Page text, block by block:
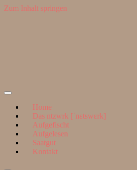
Zum Inhalt springen
Home
Das ntzwrk [ˈnɛtswɛrk]
Aufgefischt
Aufgelesen
Saatgut
Kontakt